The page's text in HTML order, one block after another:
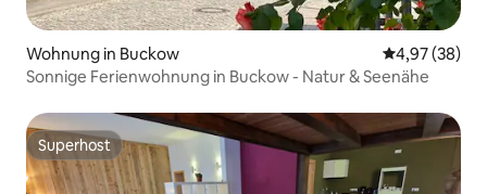
Wohnung in Buckow
4,97 (38)
Sonnige Ferienwohnung in Buckow - Natur & Seenähe
Superhost
Superhost